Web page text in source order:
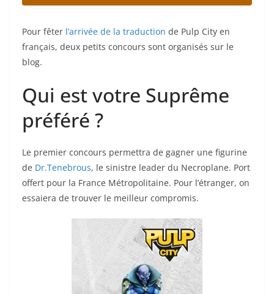
Pour fêter l’arrivée de la traduction de Pulp City en
français, deux petits concours sont organisés sur le
blog.
Qui est votre Suprême
préféré ?
Le premier concours permettra de gagner une figurine
de Dr.Tenebrous, le sinistre leader du Necroplane. Port
offert pour la France Métropolitaine. Pour l’étranger, on
essaiera de trouver le meilleur compromis.